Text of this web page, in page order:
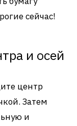
сейчас!
и осей
центр
Затем
и